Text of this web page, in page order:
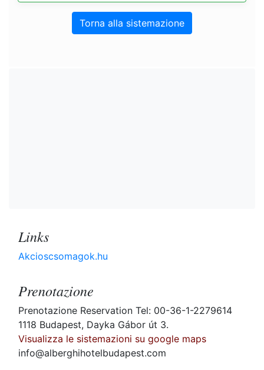
Torna alla sistemazione
Links
Akcioscsomagok.hu
Prenotazione
Prenotazione Reservation Tel: 00-36-1-2279614
1118 Budapest, Dayka Gábor út 3.
Visualizza le sistemazioni su google maps
info@alberghihotelbudapest.com